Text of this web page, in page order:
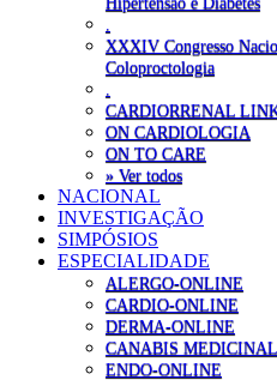
XXXIV Congresso
Coloproctologia
CARDIORRENAL
ON CARDIOLOGIA
ON TO CARE
» Ver todos
NACIONAL
INVESTIGAÇÃO
SIMPÓSIOS
ESPECIALIDADE
ALERGO-ONLINE
CARDIO-ONLINE
DERMA-ONLINE
CANABIS
ENDO-ONLINE